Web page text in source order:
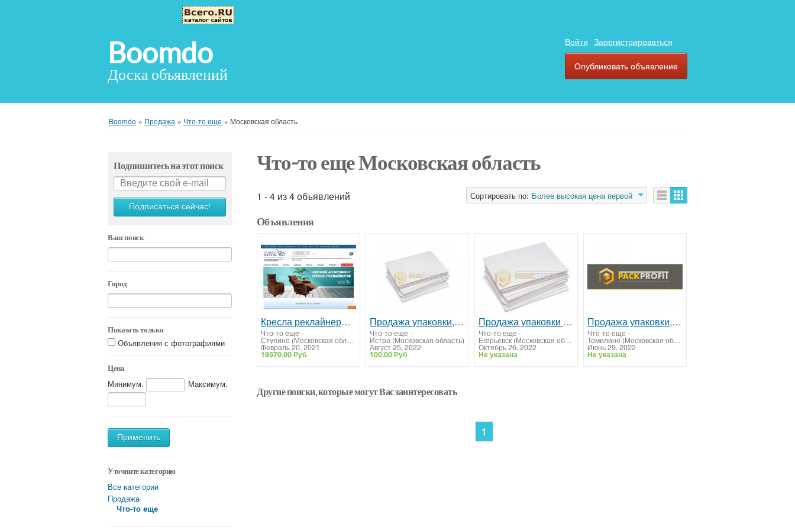
Boomdo
Доска объявлений
Войти Зарегистрироваться
Опубликовать объявление
Boomdo » Продажа » Что-то еще » Московская область
Подпишитесь на этот поиск
Подписаться сейчас!
Ваш поиск
Город
Показать только
Объявления с фотографиями
Цена
Минимум. Максимум.
Применить
Уточните категорию
Все категории
Продажа
Что-то еще
Что-то еще Московская область
1 - 4 из 4 объявлений Сортировать по: Более высокая цена первой
Объявления
Кресла реклайнеры от производителя «Ступино Мебель»
Что-то еще -
Ступино (Московская область)
Февраль 20, 2021
19570.00 Руб
Продажа упаковки, канцтоваров, средств индивидуальной защиты
Что-то еще -
Истра (Московская область)
Август 25, 2022
100.00 Руб
Продажа упаковки и канцтоваров
Что-то еще -
Егорьевск (Московская область)
Октябрь 26, 2022
Не указана
Продажа упаковки, канцтоваров
Что-то еще -
Томилино (Московская область)
Июнь 29, 2022
Не указана
Другие поиски, которые могут Вас заинтересовать
1